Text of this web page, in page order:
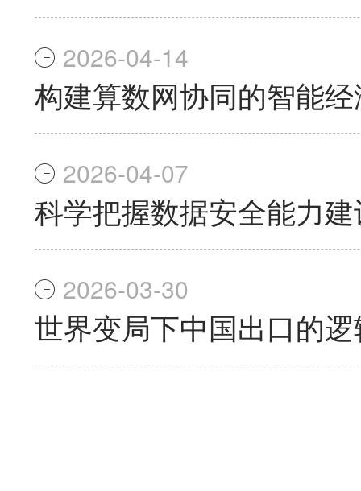
2026-04-14
构建算数网协同的智能
2026-04-07
科学把握数据安全能力
2026-03-30
世界变局下中国出口的